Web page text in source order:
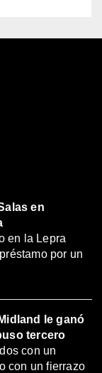
en
en la Lepra
por un
le ganó
tercero
con un
con un fierrazo